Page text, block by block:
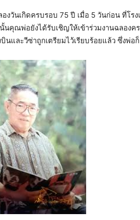
องวันเกิดครบรอบ 75 ปี เมื่อ 5 วันก่อน ที่โ
นคุณพ่อยังได้รับเชิญให้เข้าร่วมงานฉลอง
บินและวีซ่าถูกเตรียมไว้เรียบร้อยแล้ว ซึ่งพ่อ